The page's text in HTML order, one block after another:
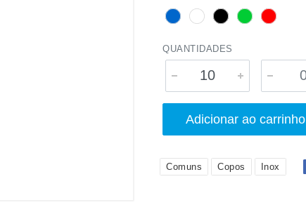
QUANTIDADES
Adicionar ao carrinho
Comuns Copos Inox